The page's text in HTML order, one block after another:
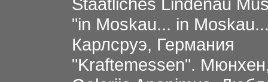
"in Moskau... in
Карлсруэ, Германия
"Kraftemessen".